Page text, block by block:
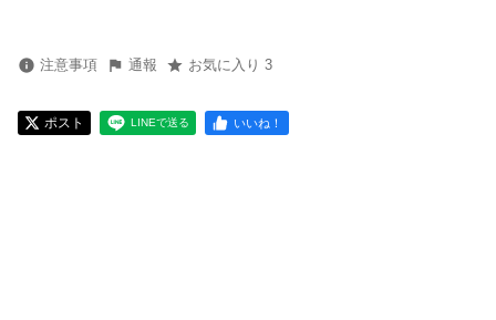
注意事項 通報 お気に入り 3
ポスト LINEで送る いいね！